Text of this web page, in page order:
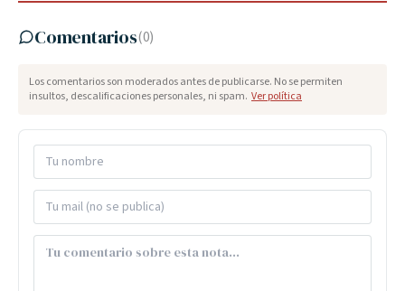
Comentarios(0)
Los comentarios son moderados antes de publicarse. No se permiten
insultos, descalificaciones personales, ni spam. Ver política